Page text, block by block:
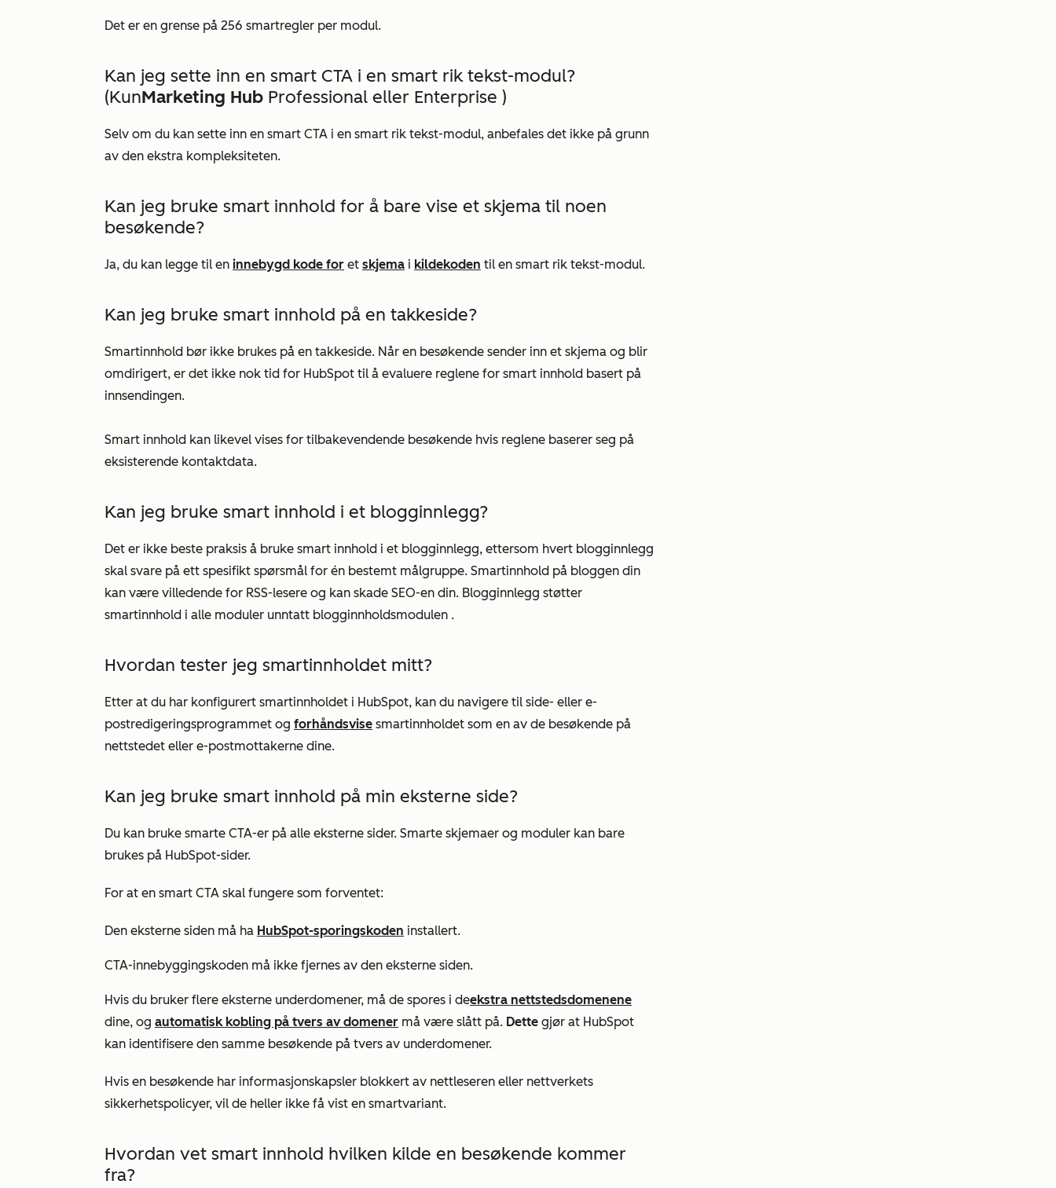
Det er en grense på 256 smartregler per modul.
Kan jeg sette inn en smart CTA i en smart rik tekst-modul?
(KunMarketing Hub Professional eller Enterprise )
Selv om du kan sette inn en smart CTA i en smart rik tekst-modul, anbefales det ikke på grunn
av den ekstra kompleksiteten.
Kan jeg bruke smart innhold for å bare vise et skjema til noen
besøkende?
Ja, du kan legge til en innebygd kode for et skjema i kildekoden til en smart rik tekst-modul.
Kan jeg bruke smart innhold på en takkeside?
Smartinnhold bør ikke brukes på en takkeside. Når en besøkende sender inn et skjema og blir
omdirigert, er det ikke nok tid for HubSpot til å evaluere reglene for smart innhold basert på
innsendingen.
Smart innhold kan likevel vises for tilbakevendende besøkende hvis reglene baserer seg på
eksisterende kontaktdata.
Kan jeg bruke smart innhold i et blogginnlegg?
Det er ikke beste praksis å bruke smart innhold i et blogginnlegg, ettersom hvert blogginnlegg
skal svare på ett spesifikt spørsmål for én bestemt målgruppe. Smartinnhold på bloggen din
kan være villedende for RSS-lesere og kan skade SEO-en din. Blogginnlegg støtter
smartinnhold i alle moduler unntatt blogginnholdsmodulen .
Hvordan tester jeg smartinnholdet mitt?
Etter at du har konfigurert smartinnholdet i HubSpot, kan du navigere til side- eller e-
postredigeringsprogrammet og forhåndsvise smartinnholdet som en av de besøkende på
nettstedet eller e-postmottakerne dine.
Kan jeg bruke smart innhold på min eksterne side?
Du kan bruke smarte CTA-er på alle eksterne sider. Smarte skjemaer og moduler kan bare
brukes på HubSpot-sider.
For at en smart CTA skal fungere som forventet:
Den eksterne siden må ha HubSpot-sporingskoden installert.
CTA-innebyggingskoden må ikke fjernes av den eksterne siden.
Hvis du bruker flere eksterne underdomener, må de spores i deekstra nettstedsdomenene
dine, og automatisk kobling på tvers av domener må være slått på. Dette gjør at HubSpot
kan identifisere den samme besøkende på tvers av underdomener.
Hvis en besøkende har informasjonskapsler blokkert av nettleseren eller nettverkets
sikkerhetspolicyer, vil de heller ikke få vist en smartvariant.
Hvordan vet smart innhold hvilken kilde en besøkende kommer
fra?